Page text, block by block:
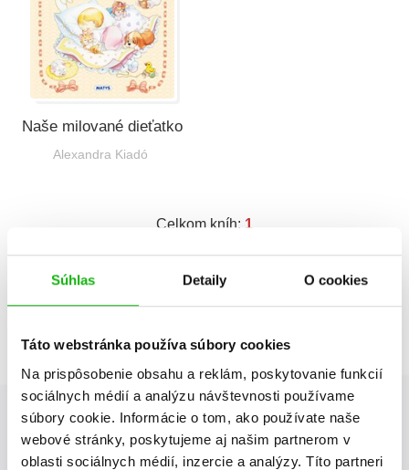
Súhlas Detaily O cookies
Táto webstránka používa súbory cookies
Na prispôsobenie obsahu a reklám, poskytovanie funkcií
sociálnych médií a analýzu návštevnosti používame
súbory cookie. Informácie o tom, ako používate naše
webové stránky, poskytujeme aj našim partnerom v
oblasti sociálnych médií, inzercie a analýzy. Títo partneri
Naše milované dieťatko
Alexandra Kiadó
Celkom kníh: 1
Albatros Media newsletter